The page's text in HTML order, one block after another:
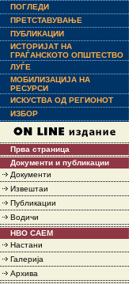
ПОГЛЕДИ
ПРЕТСТАВУВАЊЕ
ПУБЛИКАЦИИ
ИСТОРИЈАТ НА
ГРАЃАНСКОТО ОПШТЕСТВО
ЛУЃЕ
МОБИЛИЗАЦИЈА НА
РЕСУРСИ
ИСКУСТВА ОД РЕГИОНОТ
ИЗБОР
Прва страница
Документи и публикации
Документи
Извештаи
Публикации
Водичи
НВО САЕМ
Настани
Галерија
Архива